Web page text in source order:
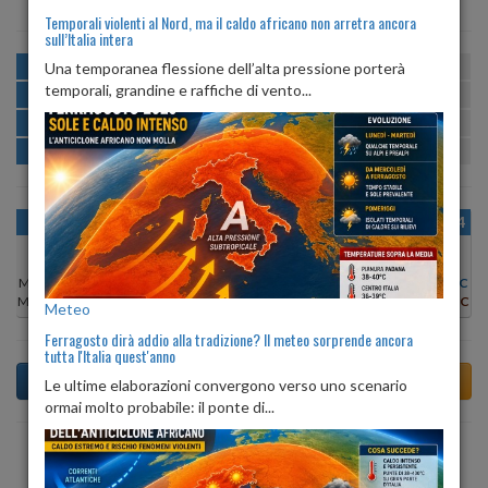
MATTINA min:18º max:28º U:
POMERIGGIO min:28º max:30º
SERA min:22º max:31º U:72% 91%
NOTTE min: 18º max:21º U:77%
OGGI
Min:
28°C
Max:31°C
DOM 09
Min:
Max:31°C
LUN 10
Min:28°C
Max:29°C
MAR 11
Min:
28°C
Max:28°C
MER 12
Max:30°C
GIO 13
Min:28°C
Max:30°C
VEN 14
27°C
Max:28°C
Previsioni del Tempo a Tiriolo tra 5 giorni
Temporali violenti al Nord, ma il caldo africano non arretra ancora
sull’Italia intera
Una temporanea flessione dell’alta pressione porterà
temporali, grandine e raffiche di vento...
Meteo
Ferragosto dirà addio alla tradizione? Il meteo sorprende ancora
tutta l'Italia quest'anno
Le ultime elaborazioni convergono verso uno scenario
ormai molto probabile: il ponte di...